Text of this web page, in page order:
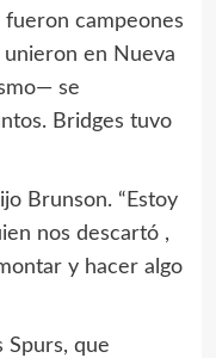
campeones
unieron en Nueva
se
Bridges tuvo
Brunson. “Estoy
nos descartó ,
y hacer algo
Spurs, que